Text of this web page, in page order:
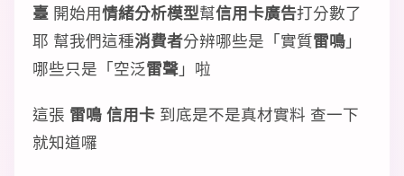
臺 開始用情緒分析模型幫信用卡廣告打分數了
耶 幫我們這種消費者分辨哪些是「實質雷鳴」
哪些只是「空泛雷聲」啦
這張 雷鳴 信用卡 到底是不是真材實料 查一下
就知道囉